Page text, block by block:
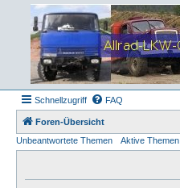
Schnellzugriff FAQ
Foren-Übersicht
Unbeantwortete Themen
Aktive Themen